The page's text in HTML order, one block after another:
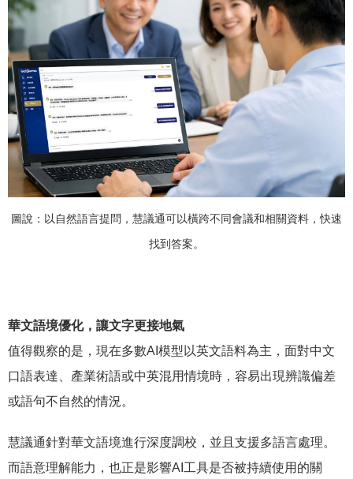
圖說：以自然語言提問，慧議通可以橫跨不同會議和相關資料，快速
找到答案。
華文語境優化，讓文字更接地氣
值得觀察的是，現在多數AI模型以英文語料為主，面對中文
口語表達、產業術語或中英混用情境時，容易出現辨識偏差
或語句不自然的情況。
慧議通針對華文語境進行深度調校，並且支援多語言處理。
而語意理解能力，也正是影響AI工具是否被持續使用的關